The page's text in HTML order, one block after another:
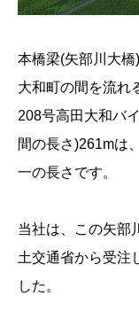
本橋梁(矢部川大
大和町の間を流れ
208号高田大和バ
間の長さ)261mは
一の長さです。
当社は、この矢部
土交通省から受注
した。